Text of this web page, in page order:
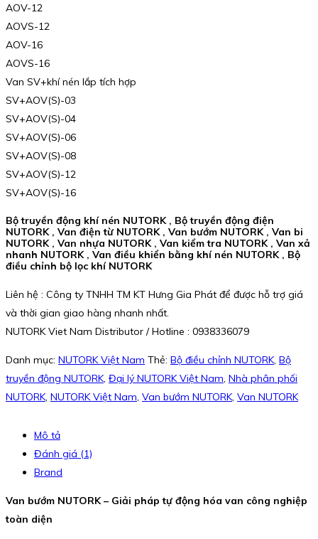
AOV-12
AOVS-12
AOV-16
AOVS-16
Van SV+khí nén lắp tích hợp
SV+AOV(S)-03
SV+AOV(S)-04
SV+AOV(S)-06
SV+AOV(S)-08
SV+AOV(S)-12
SV+AOV(S)-16
Bộ truyền động khí nén NUTORK , Bộ truyền động điện
NUTORK , Van điện từ NUTORK , Van bướm NUTORK , Van bi
NUTORK , Van nhựa NUTORK , Van kiểm tra NUTORK , Van xả
nhanh NUTORK , Van điều khiển bằng khí nén NUTORK , Bộ
điều chỉnh bộ lọc khí NUTORK
Liên hệ : Công ty TNHH TM KT Hưng Gia Phát để được hỗ trợ giá
và thời gian giao hàng nhanh nhất.
NUTORK Viet Nam Distributor / Hotline : 0938336079
Danh mục: NUTORK Việt Nam Thẻ: Bộ điều chỉnh NUTORK, Bộ
truyền động NUTORK, Đại lý NUTORK Việt Nam, Nhà phân phối
NUTORK, NUTORK Việt Nam, Van bướm NUTORK, Van NUTORK
Mô tả
Đánh giá (1)
Brand
Van bướm NUTORK – Giải pháp tự động hóa van công nghiệp
toàn diện